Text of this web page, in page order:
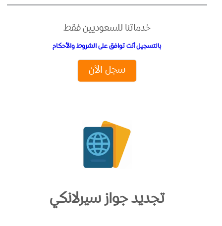
خدماتنا للسعوديين فقط
بالتسجيل أنت توافق على الشروط والأحكام
سجل الآن
تجديد جواز سيرلانكي